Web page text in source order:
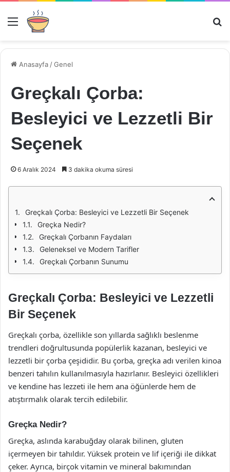
Menü
Anasayfa /Genel
Greçkalı Çorba:
Besleyici ve Lezzetli Bir
Seçenek
6 Aralık 2024 3 dakika okuma süresi
Greçkalı Çorba: Besleyici ve Lezzetli Bir Seçenek
Greçka Nedir?
Greçkalı Çorbanın Faydaları
Geleneksel ve Modern Tarifler
Greçkalı Çorbanın Sunumu
Greçkalı Çorba: Besleyici ve Lezzetli
Bir Seçenek
Greçkalı çorba, özellikle son yıllarda sağlıklı beslenme
trendleri doğrultusunda popülerlik kazanan, besleyici ve
lezzetli bir çorba çeşididir. Bu çorba, greçka adı verilen kinoa
benzeri tahılın kullanılmasıyla hazırlanır. Besleyici özellikleri
ve kendine has lezzeti ile hem ana öğünlerde hem de
atıştırmalık olarak tercih edilebilir.
Greçka Nedir?
Greçka, aslında karabuğday olarak bilinen, gluten
içermeyen bir tahıldır. Yüksek protein ve lif içeriği ile dikkat
çeker. Ayrıca, birçok vitamin ve mineral bakımından